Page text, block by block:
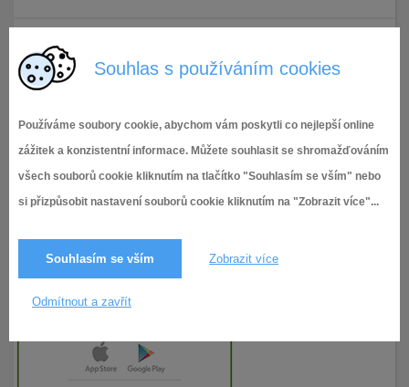
Souhlas s používáním cookies
Používáme soubory cookie, abychom vám poskytli co nejlepší online
zážitek a konzistentní informace. Můžete souhlasit se shromažďováním
všech souborů cookie kliknutím na tlačítko "Souhlasím se vším" nebo
si přizpůsobit nastavení souborů cookie kliknutím na "Zobrazit více"...
Souhlasím se vším Zobrazit více
Odmítnout a zavřít
Zápis 12 Finanční výbor